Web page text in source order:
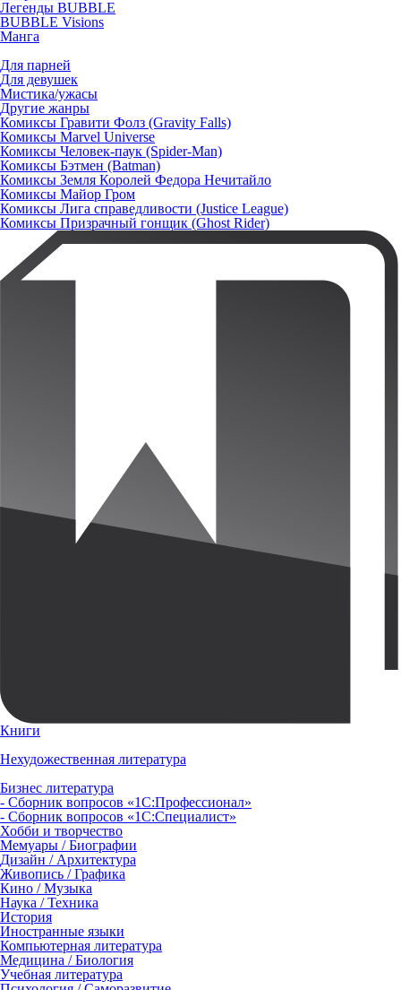
Легенды BUBBLE
BUBBLE Visions
Манга
Для парней
Для девушек
Мистика/ужасы
Другие жанры
Комиксы Гравити Фолз (Gravity Falls)
Комиксы Marvel Universe
Комиксы Человек-паук (Spider-Man)
Комиксы Бэтмен (Batman)
Комиксы Земля Королей Федора Нечитайло
Комиксы Майор Гром
Комиксы Лига справедливости (Justice League)
Комиксы Призрачный гонщик (Ghost Rider)
Книги
Нехудожественная литература
Бизнес литература
- Сборник вопросов «1С:Профессионал»
- Сборник вопросов «1С:Специалист»
Хобби и творчество
Мемуары / Биографии
Дизайн / Архитектура
Живопись / Графика
Кино / Музыка
Наука / Техника
История
Иностранные языки
Компьютерная литература
Медицина / Биология
Учебная литература